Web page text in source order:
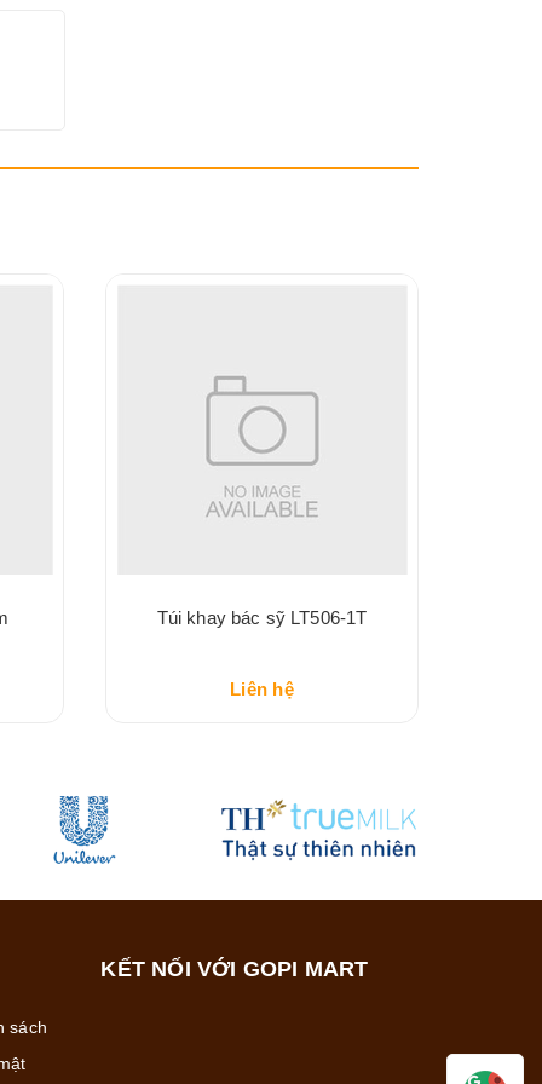
Túi khay bác sỹ LT506-1T
Liên hệ
sách
KẾT NỐI VỚI GOPI MART